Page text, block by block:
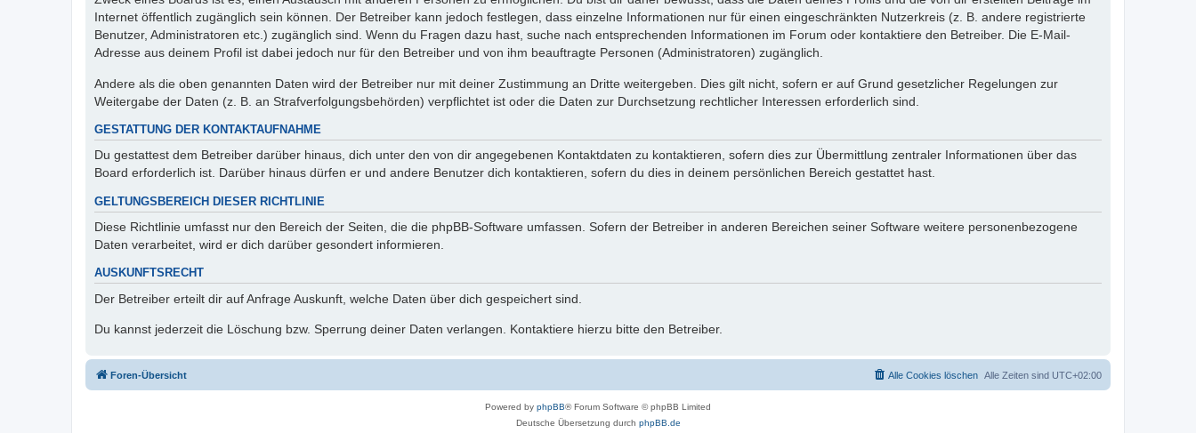
Internet öffentlich zugänglich sein können. Der Betreiber kann jedoch festlegen, dass einzelne Informationen nur für einen eingeschränkten Nutzerkreis (z. B. andere registrierte
Benutzer, Administratoren etc.) zugänglich sind. Wenn du Fragen dazu hast, suche nach entsprechenden Informationen im Forum oder kontaktiere den Betreiber. Die E-Mail-
Adresse aus deinem Profil ist dabei jedoch nur für den Betreiber und von ihm beauftragte Personen (Administratoren) zugänglich.
Andere als die oben genannten Daten wird der Betreiber nur mit deiner Zustimmung an Dritte weitergeben. Dies gilt nicht, sofern er auf Grund gesetzlicher Regelungen zur
Weitergabe der Daten (z. B. an Strafverfolgungsbehörden) verpflichtet ist oder die Daten zur Durchsetzung rechtlicher Interessen erforderlich sind.
GESTATTUNG DER KONTAKTAUFNAHME
Du gestattest dem Betreiber darüber hinaus, dich unter den von dir angegebenen Kontaktdaten zu kontaktieren, sofern dies zur Übermittlung zentraler Informationen über das
Board erforderlich ist. Darüber hinaus dürfen er und andere Benutzer dich kontaktieren, sofern du dies in deinem persönlichen Bereich gestattet hast.
GELTUNGSBEREICH DIESER RICHTLINIE
Diese Richtlinie umfasst nur den Bereich der Seiten, die die phpBB-Software umfassen. Sofern der Betreiber in anderen Bereichen seiner Software weitere personenbezogene
Daten verarbeitet, wird er dich darüber gesondert informieren.
AUSKUNFTSRECHT
Der Betreiber erteilt dir auf Anfrage Auskunft, welche Daten über dich gespeichert sind.
Du kannst jederzeit die Löschung bzw. Sperrung deiner Daten verlangen. Kontaktiere hierzu bitte den Betreiber.
Foren-Übersicht Alle Zeiten sind UTC+02:00
Alle Cookies löschen
Powered by phpBB® Forum Software © phpBB Limited
Deutsche Übersetzung durch phpBB.de